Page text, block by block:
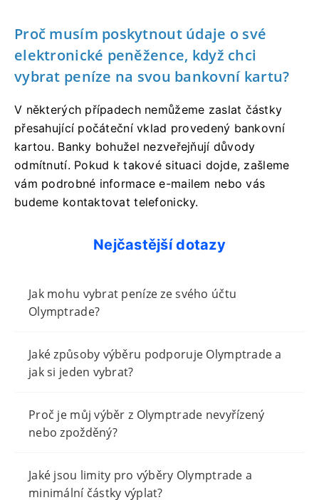
Proč musím poskytnout údaje o své
elektronické peněžence, když chci
vybrat peníze na svou bankovní kartu?
V některých případech nemůžeme zaslat částky
přesahující počáteční vklad provedený bankovní
kartou. Banky bohužel nezveřejňují důvody
odmítnutí. Pokud k takové situaci dojde, zašleme
vám podrobné informace e-mailem nebo vás
budeme kontaktovat telefonicky.
Nejčastější dotazy
Jak mohu vybrat peníze ze svého účtu
Olymptrade?
Jaké způsoby výběru podporuje Olymptrade a
jak si jeden vybrat?
Proč je můj výběr z Olymptrade nevyřízený
nebo zpožděný?
Jaké jsou limity pro výběry Olymptrade a
minimální částky výplat?